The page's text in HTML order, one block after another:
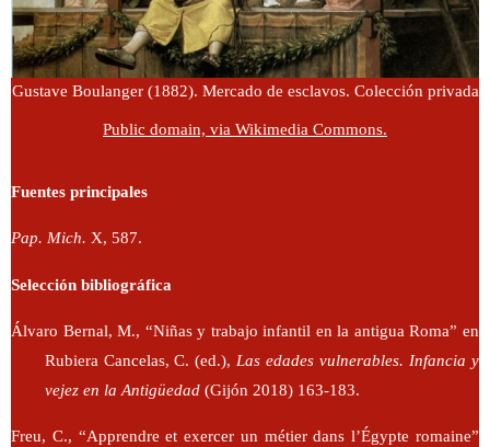
Gustave Boulanger (1882). Mercado de esclavos. Colección privada
Public domain, via Wikimedia Commons.
Fuentes principales
Pap. Mich. X, 587.
Selección bibliográfica
Álvaro Bernal, M., “Niñas y trabajo infantil en la antigua Roma” en
Rubiera Cancelas, C. (ed.), Las edades vulnerables. Infancia y
vejez en la Antigüedad(Gijón 2018) 163-183.
Freu, C., “Apprendre et exercer un métier dans l’Égypte romaine”